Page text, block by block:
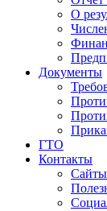
О
Документы
ГТО
Контакты
Сайты